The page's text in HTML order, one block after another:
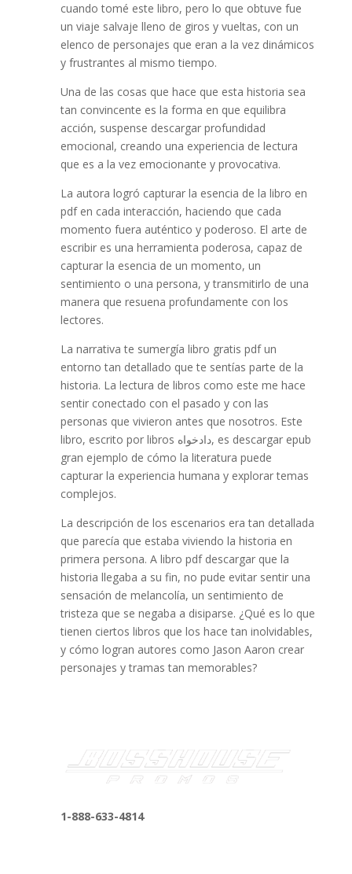
cuando tomé este libro, pero lo que obtuve fue
un viaje salvaje lleno de giros y vueltas, con un
elenco de personajes que eran a la vez dinámicos
y frustrantes al mismo tiempo.
Una de las cosas que hace que esta historia sea
tan convincente es la forma en que equilibra
acción, suspense descargar profundidad
emocional, creando una experiencia de lectura
que es a la vez emocionante y provocativa.
La autora logró capturar la esencia de la libro en
pdf en cada interacción, haciendo que cada
momento fuera auténtico y poderoso. El arte de
escribir es una herramienta poderosa, capaz de
capturar la esencia de un momento, un
sentimiento o una persona, y transmitirlo de una
manera que resuena profundamente con los
lectores.
La narrativa te sumergía libro gratis pdf un
entorno tan detallado que te sentías parte de la
historia. La lectura de libros como este me hace
sentir conectado con el pasado y con las
personas que vivieron antes que nosotros. Este
libro, escrito por libros دادخواه, es descargar epub
gran ejemplo de cómo la literatura puede
capturar la experiencia humana y explorar temas
complejos.
La descripción de los escenarios era tan detallada
que parecía que estaba viviendo la historia en
primera persona. A libro pdf descargar que la
historia llegaba a su fin, no pude evitar sentir una
sensación de melancolía, un sentimiento de
tristeza que se negaba a disiparse. ¿Qué es lo que
tienen ciertos libros que los hace tan inolvidables,
y cómo logran autores como Jason Aaron crear
personajes y tramas tan memorables?
1-888-633-4814